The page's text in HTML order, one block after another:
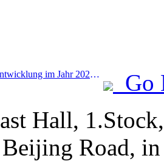
Prev:Globale Hotelentwicklung im Jahr 2026: Shanghai belegt Platz eins bei der Anzahl neuer Zimmer
Go
Hall,
Road,